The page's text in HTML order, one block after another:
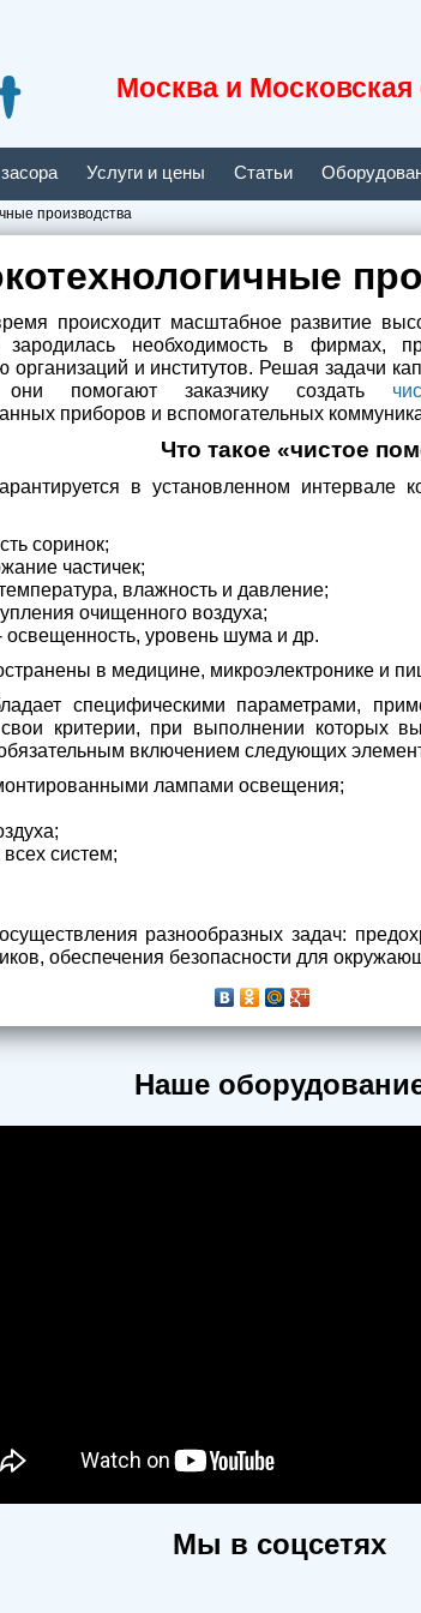
Москва и Московская
Услуги и цены Статьи
производства
происходит масштабное развитие
необходимость в фирмах,
организаций и институтов. Решая задачи
они помогают заказчику создать
приборов и вспомогательных
Что такое «чистое
в установленном интервале
соринок;
частичек;
влажность и давление;
очищенного воздуха;
освещенность, уровень шума и др.
в медицине, микроэлектронике и
специфическими параметрами,
критерии, при выполнении которых
включением следующих
лампами освещения;
систем;
разнообразных задач:
обеспечения безопасности для
Наше
Мы в соцсетях